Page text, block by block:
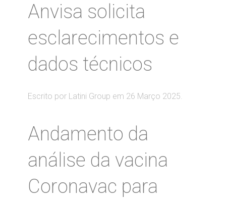
Anvisa solicita
esclarecimentos e
dados técnicos
Escrito por Latini Group em 26 Março 2025.
Andamento da
análise da vacina
Coronavac para